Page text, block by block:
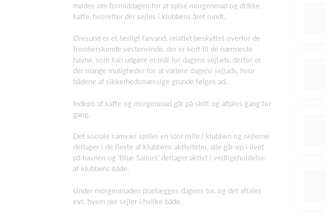
mødes om formiddagen for at spise morgenmad og drikke
kaffe, hvorefter der sejles i klubbens året rundt.
Øresund er et herligt farvand, relativt beskyttet overfor de
fremherskende vestenvinde, der er kort til de nærmeste
havne, som kan udgøre et mål for dagens sejlads, derfor er
der mange muligheder for at variere dagens sejlads, hvor
bådene af sikkerhedsmæssige grunde følges ad.
Indkøb af kaffe og morgenmad går på skift og aftales gang for
gang.
Det sociale samvær spiller en stor rolle i klubben og sejlerne
deltager i de fleste af klubbens aktiviteter, alle går op i livet
på havnen og 'Blue Sailors' deltager aktivt i vedligeholdelse
af klubbens både.
Under morgenmaden planlægges dagens tur, og det aftales
evt. hvem der sejler i hvilke både.